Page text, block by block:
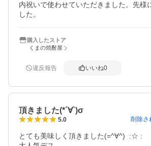
内祝いで使わせていただきました。先様
した。
購入したストア
くまの焼酎屋
違反報告 いいね0
頂きました(*´∀`)σ
5.0 削除さ
とても美味しく頂きました(=^∀^)  :☆ :